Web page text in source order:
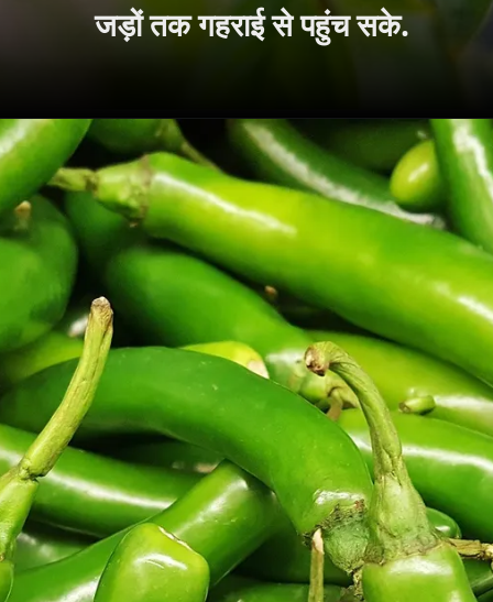
जड़ों तक गहराई से पहुंच सके.